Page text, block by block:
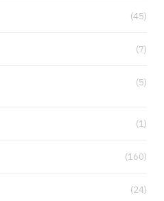
(45)
(7)
(5)
(1)
(160)
(24)